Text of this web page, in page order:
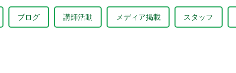
ブログ 講師活動 メディア掲載 スタッフ